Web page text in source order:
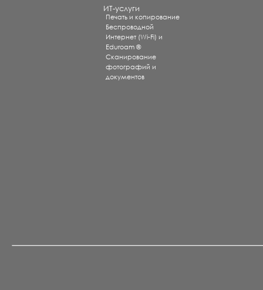
ИТ-услуги
Печать и копирование
Беспроводной
Интернет (Wi-Fi) и
Eduroam ®
Сканирование
фотографий и
документов